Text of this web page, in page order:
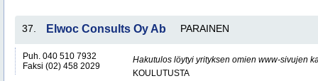
37. Elwoc Consults Oy Ab PARAINEN
Puh. 040 510 7932
Faksi (02) 458 2029
Hakutulos löytyi yrityksen omien www-sivujen
KOULUTUSTA